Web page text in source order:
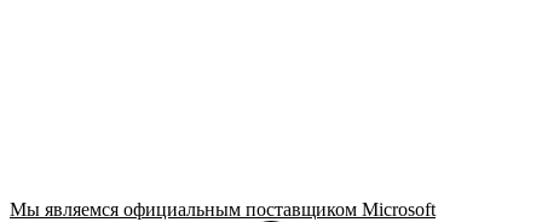
Мы являемся официальным поставщиком Microsoft